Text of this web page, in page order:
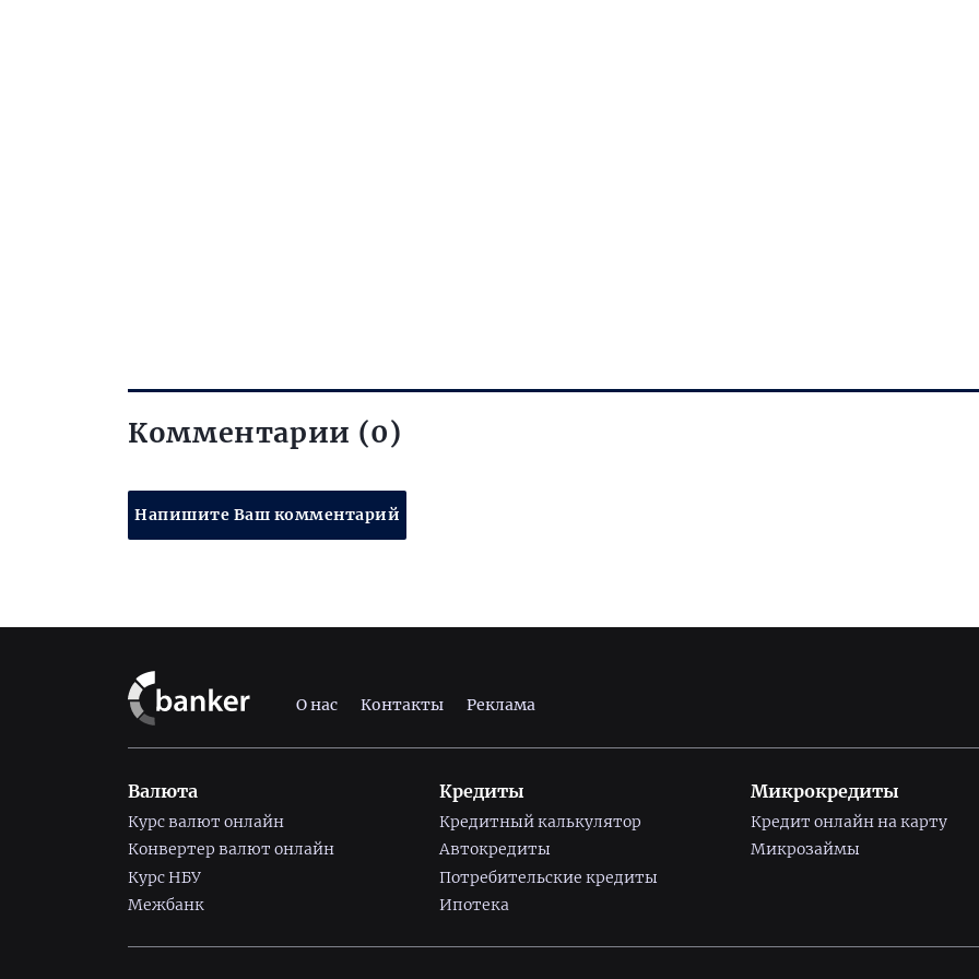
Комментарии (0)
Напишите Ваш комментарий
О нас Контакты Реклама
Валюта
Курс валют онлайн
Конвертер валют онлайн
Курс НБУ
Межбанк
Кредиты
Кредитный калькулятор
Автокредиты
Потребительские кредиты
Ипотека
Микрокредиты
Кредит онлайн на карту
Микрозаймы